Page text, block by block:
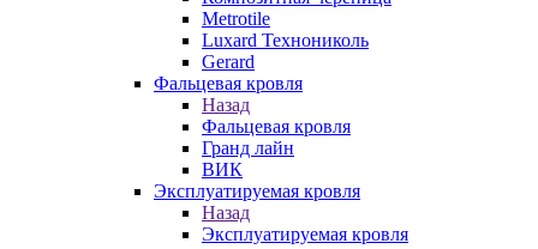
Metrotile
Luxard Технониколь
Gerard
Фальцевая кровля
Назад
Фальцевая кровля
Гранд лайн
ВИК
Эксплуатируемая кровля
Назад
Эксплуатируемая кровля